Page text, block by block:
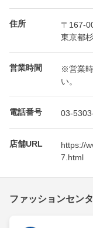
住所
〒167-
東京都
営業時間
※営業時
い。
電話番号 03-
店舗URL
https://
7.html
ファッションセン